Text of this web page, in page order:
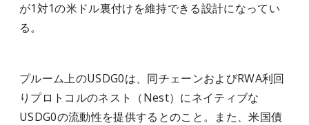
が1対1の米ドル裏付けを維持できる設計になってい
る。
プルーム上のUSDG0は、同チェーンおよびRWA利回
りプロトコルのネスト（Nest）にネイティブな
USDG0の流動性を提供するとのこと。また、米国債